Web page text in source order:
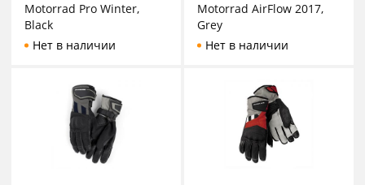
Motorrad Pro Winter,
Black
Нет в наличии
Motorrad AirFlow 2017,
Grey
Нет в наличии